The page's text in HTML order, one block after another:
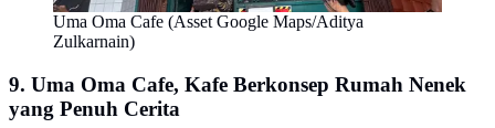
Uma Oma Cafe (Asset Google Maps/Aditya
Zulkarnain)
9. Uma Oma Cafe, Kafe Berkonsep Rumah Nenek
yang Penuh Cerita